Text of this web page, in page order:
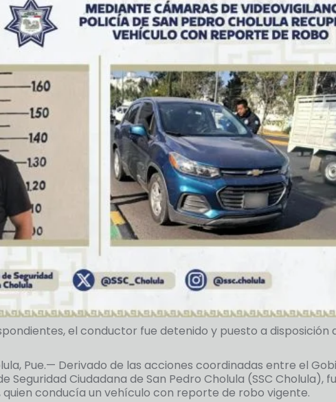
el conductor fue detenido y puesto a disposición
Pue.— Derivado de las acciones coordinadas entre el
Seguridad Ciudadana de San Pedro Cholula (SSC Cholula),
quien conducía un vehículo con reporte de robo vigente.